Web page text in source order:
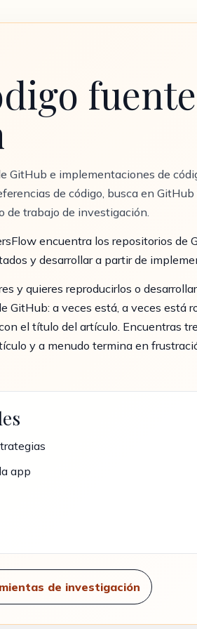
GitHub e implementaciones de
de código, busca en
de trabajo de investigación.
encuentra los repositorios
y desarrollar a partir de
y quieres reproducirlos o
GitHub: a veces está, a veces está
el título del artículo. Encuentras
y a menudo termina en
app
de investigación